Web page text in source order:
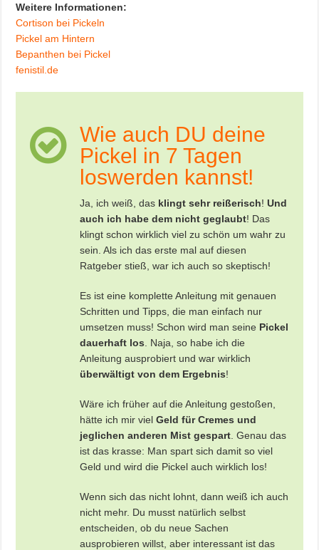
Weitere Informationen:
Cortison bei Pickeln
Pickel am Hintern
Bepanthen bei Pickel
fenistil.de
Wie auch DU deine
Pickel in 7 Tagen
loswerden kannst!
Ja, ich weiß, das klingt sehr reißerisch!Und
auch ich habe dem nicht geglaubt! Das
klingt schon wirklich viel zu schön um wahr zu
sein. Als ich das erste mal auf diesen
Ratgeber stieß, war ich auch so skeptisch!
Es ist eine komplette Anleitung mit genauen
Schritten und Tipps, die man einfach nur
umsetzen muss! Schon wird man seine Pickel
dauerhaft los . Naja, so habe ich die
Anleitung ausprobiert und war wirklich
überwältigt von dem Ergebnis!
Wäre ich früher auf die Anleitung gestoßen,
hätte ich mir vielGeld für Cremes und
jeglichen anderen Mist gespart . Genau das
ist das krasse: Man spart sich damit so viel
Geld und wird die Pickel auch wirklich los!
Wenn sich das nicht lohnt, dann weiß ich auch
nicht mehr. Du musst natürlich selbst
entscheiden, ob du neue Sachen
ausprobieren willst, aber interessant ist das